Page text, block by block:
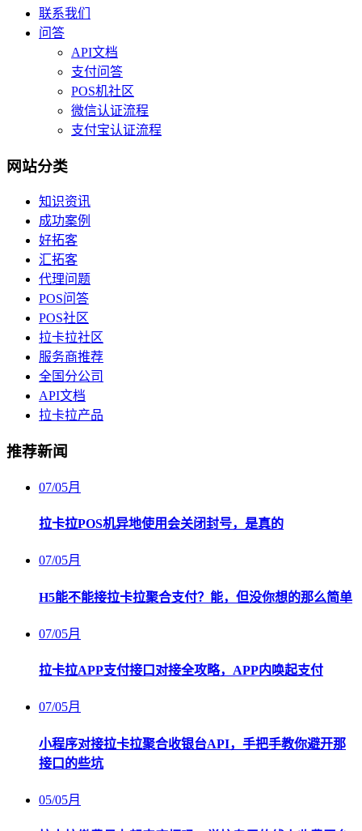
联系我们
问答
API文档
支付问答
POS机社区
微信认证流程
支付宝认证流程
网站分类
知识资讯
成功案例
好拓客
汇拓客
代理问题
POS问答
POS社区
拉卡拉社区
服务商推荐
全国分公司
API文档
拉卡拉产品
推荐新闻
07/05月
拉卡拉POS机异地使用会关闭封号，是真的
07/05月
H5能不能接拉卡拉聚合支付？能，但没你想的那么简单
07/05月
拉卡拉APP支付接口对接全攻略，APP内唤起支付
07/05月
小程序对接拉卡拉聚合收银台API，手把手教你避开那
接口的些坑
05/05月